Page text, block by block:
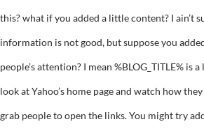
this? what if you added a little content? I ain’t
information is not good, but suppose you
people’s attention? I mean %BLOG_TITLE% is
look at Yahoo’s home page and watch how
grab people to open the links. You might try